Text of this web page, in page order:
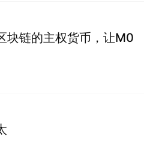
块链的主权货币，让M0